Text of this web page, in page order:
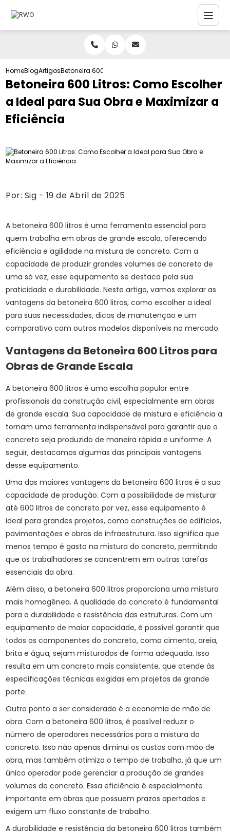
HomeBlogArtigosBetoneira 600 Litros: Como Escolher a Ideal para
Betoneira 600 Litros: Como Escolher
a Ideal para Sua Obra e Maximizar a
Eficiência
Por: Sig - 19 de Abril de 2025
A betoneira 600 litros é uma ferramenta essencial para
quem trabalha em obras de grande escala, oferecendo
eficiência e agilidade na mistura de concreto. Com a
capacidade de produzir grandes volumes de concreto de
uma só vez, esse equipamento se destaca pela sua
praticidade e durabilidade. Neste artigo, vamos explorar as
vantagens da betoneira 600 litros, como escolher a ideal
para suas necessidades, dicas de manutenção e um
comparativo com outros modelos disponíveis no mercado.
Vantagens da Betoneira 600 Litros para
Obras de Grande Escala
A betoneira 600 litros é uma escolha popular entre
profissionais da construção civil, especialmente em obras
de grande escala. Sua capacidade de mistura e eficiência a
tornam uma ferramenta indispensável para garantir que o
concreto seja produzido de maneira rápida e uniforme. A
seguir, destacamos algumas das principais vantagens
desse equipamento.
Uma das maiores vantagens da betoneira 600 litros é a sua
capacidade de produção. Com a possibilidade de misturar
até 600 litros de concreto por vez, esse equipamento é
ideal para grandes projetos, como construções de edifícios,
pavimentações e obras de infraestrutura. Isso significa que
menos tempo é gasto na mistura do concreto, permitindo
que os trabalhadores se concentrem em outras tarefas
essenciais da obra.
Além disso, a betoneira 600 litros proporciona uma mistura
mais homogênea. A qualidade do concreto é fundamental
para a durabilidade e resistência das estruturas. Com um
equipamento de maior capacidade, é possível garantir que
todos os componentes do concreto, como cimento, areia,
brita e água, sejam misturados de forma adequada. Isso
resulta em um concreto mais consistente, que atende às
especificações técnicas exigidas em projetos de grande
porte.
Outro ponto a ser considerado é a economia de mão de
obra. Com a betoneira 600 litros, é possível reduzir o
número de operadores necessários para a mistura do
concreto. Isso não apenas diminui os custos com mão de
obra, mas também otimiza o tempo de trabalho, já que um
único operador pode gerenciar a produção de grandes
volumes de concreto. Essa eficiência é especialmente
importante em obras que possuem prazos apertados e
exigem um fluxo constante de trabalho.
A durabilidade e resistência da betoneira 600 litros também